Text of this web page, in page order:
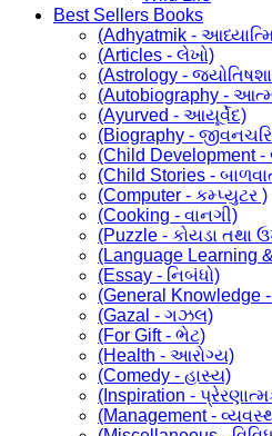
Best Sellers Books
(Adhyatmik -
(Articles - લેખો)
(Astrology -
(Autobiography -
(Ayurved - આયૂર્વેદ)
(Biography -
(Child Development -
(Child Stories -
(Computer - કમ્પ્યુટર )
(Cooking - વાનગી)
(Puzzle - કોયડા તથા
(Language Learning
(Essay - નિબંધો)
(General Knowledge
(Gazal - ગઝલ)
(For Gift - ભેટ)
(Health - આરોગ્ય)
(Comedy - હાસ્ય)
(Inspiration -
(Management -